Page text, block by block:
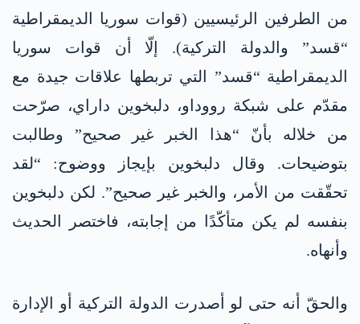
من الطرفين الرئيسيين (قوات سوريا الديمقراطية
“قسد” والدولة التركية). إلّا أن قوات سوريا
الديمقراطية “قسد” التي تربطها علاقات جيدة مع
مقدّم على شبكة رووداو، دلبخوين داراي، صرّحت
من خلاله بأنّ “هذا الخبر غير صحيح” وطالبت
بتوضيحات. وقال دلبخوين بإيجاز ووضوح: “لقد
تحقّقت من الأمر، والخبر غير صحيح”. لكن دلبخوين
بنفسه لم يكن متأكّدًا من إجابته، فاختصر الحديث
وأنهاه.
والحقّ أنه حتى لو أصدرت الدولة التركية أو الإدارة